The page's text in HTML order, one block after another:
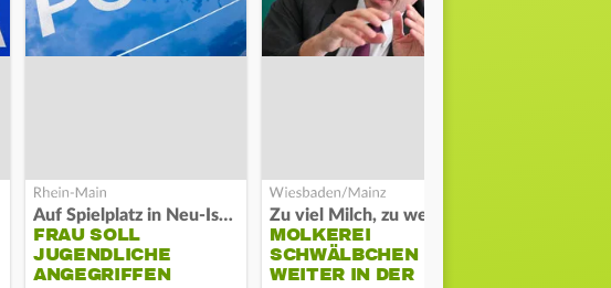
Auf Spielplatz in Neu-Isenburg
FRAU SOLL
JUGENDLICHE
ANGEGRIFFEN
MOLKEREI
SCHWÄLBCHEN
WEITER IN DER